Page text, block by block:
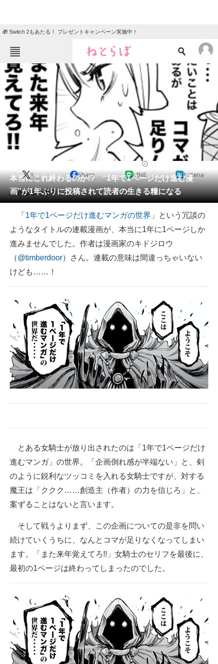
🎁 Switch 2もあたる！ プレゼントキャンペーン実施中！
ねとらぼメニュー
TOP ニュース
エンタメ
グルメ 地域
住まい 教育・育児
リサーチ
会員記事
メディア
注目記事を集めた総合ページ
ITの今と未来を見通す
スマホと通信の最新トレンド
好きが集まる 比べて選べる
ビジネスと働き方のヒント
AI活用のいまが分かる
企業ITのトレンドを詳説
経営リーダーのコミュニティ
ITエンジニア向け専門サイト
企業向けIT製品の総合サイト
製造業のIT導入・活用を支援
電子設計の基本と応用
エネルギーの専門メディア
建設×テクノロジーの最前線
ちょっと気になるネットの話題
本当にこれ終わるのか!? “1年で1ページだけ進む漫
画”が1年ぶりに投稿されて読者の生きる糧になる
X Share LINE hatena
続きはまた来年。
「 1年で1ページだけ進むマンガの世界 」という冗談の
ようなタイトルの連載漫画が、本当に1年に1ページしか
進みませんでした。作者は漫画家のキドジロウ
（@timberdoor）さん。連載の意味は間違っちゃいない
けども……！
とある女騎士が放り出されたのは「1年で1ページだけ
進むマンガ」の世界。「企画倒れ感が半端ない」と、剣
のように鋭利なツッコミを入れる女騎士ですが、対する
魔王は「ククク……創造主（作者）の力を信じろ」と、
案ずることはないと言います。
そして戦うよりまず、この企画についての是非を問い
続けていくうちに、なんとコマが足りなくなってしまい
ます。「また来年覚えてろ!!」女騎士のセリフを最後に、
最初の1ページは終わってしまったのでした。